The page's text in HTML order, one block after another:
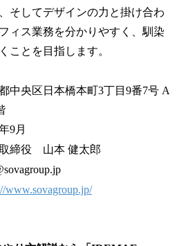
そしてデザインの力と掛け合わ
ィス業務を分かりやすく、馴染
ことを目指します。
央区日本橋本町3丁目9番7号 A
月
役 山本 健太郎
www.sovagroup.jp/